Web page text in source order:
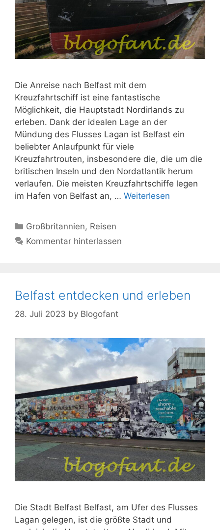
Die Anreise nach Belfast mit dem
Kreuzfahrtschiff ist eine fantastische
Möglichkeit, die Hauptstadt Nordirlands zu
erleben. Dank der idealen Lage an der
Mündung des Flusses Lagan ist Belfast ein
beliebter Anlaufpunkt für viele
Kreuzfahrtrouten, insbesondere die, die um die
britischen Inseln und den Nordatlantik herum
verlaufen. Die meisten Kreuzfahrtschiffe legen
im Hafen von Belfast an, … Weiterlesen
Kategorien
Großbritannien, Reisen
Kommentar hinterlassen
Belfast entdecken und erleben
28. Juli 2023 by Blogofant
Die Stadt Belfast Belfast, am Ufer des Flusses
Lagan gelegen, ist die größte Stadt und